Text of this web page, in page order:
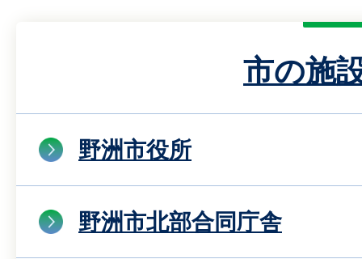
市の施
野洲市役所
野洲市北部合同庁舎